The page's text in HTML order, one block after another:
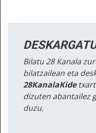
Bilatu 28 Kanala
bilatzailean eta
28KanalaKide
dizuten abantailez
duzu.